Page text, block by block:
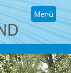
Menü